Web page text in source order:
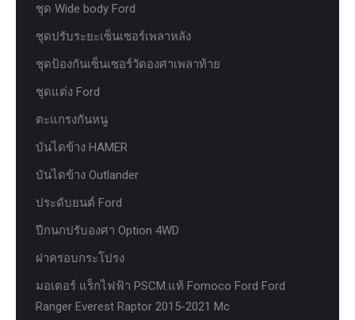
ชุด Wide body Ford
ชุดปรับระยะเซ็นเซอร์เพลาหลัง
ชุดป้องกันเซ็นเซอร์วัดองศาเพลาท้าย
ชุดแต่ง Ford
ตะแกรงกันหนู
บันไดข้าง HAMER
บันไดข้าง Outlander
ประดับยนต์ Ford
ปีกนกปรับองศา Option 4WD
ฝาครอบกระโปรง
มอเตอร์ แร็กไฟฟ้า PSCM.แท้ Fomoco Ford Ford
Ranger Everest Raptor 2015-2021 Mc